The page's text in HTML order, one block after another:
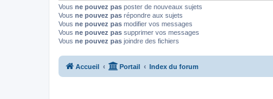
Vous ne pouvez pas poster de nouveaux sujets
Vous ne pouvez pas répondre aux sujets
Vous ne pouvez pas modifier vos messages
Vous ne pouvez pas supprimer vos messages
Vous ne pouvez pas joindre des fichiers
Accueil Portail Index du forum